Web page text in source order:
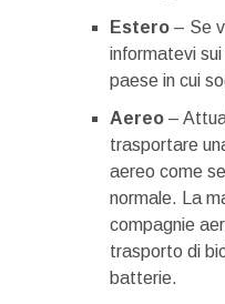
Estero – Se
informatevi
paese in cui
Aereo –
trasportare
aereo come
normale. La
compagnie
trasporto di
batterie.